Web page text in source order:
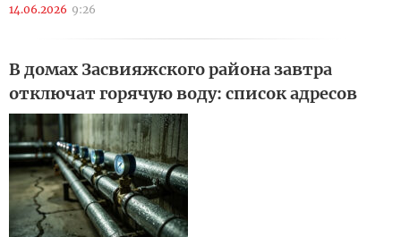
14.06.2026 9:26
В домах Засвияжского района завтра
отключат горячую воду: список адресов